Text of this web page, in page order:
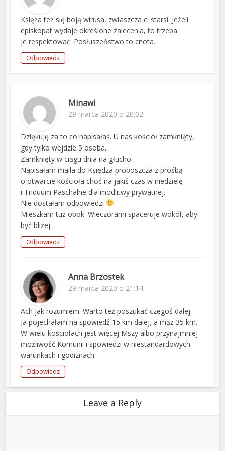
Księża też się boją wirusa, zwłaszcza ci starsi. Jeżeli
episkopat wydaje określone zalecenia, to trzeba
je respektować. Posłuszeństwo to cnota.
Odpowiedz
Minawi
29 marca 2020 o 20:02
Dziękuję za to co napisałaś. U nas kościół zamknięty,
gdy tylko wejdzie 5 osoba.
Zamknięty w ciągu dnia na głucho.
Napisałam maila do Księdza proboszcza z prośbą
o otwarcie kościoła choć na jakiś czas w niedzielę
i Triduum Paschalne dla modlitwy prywatnej.
Nie dostałam odpowiedzi
Mieszkam tuż obok. Wieczorami spaceruje wokół, aby
być bliżej…
Odpowiedz
Anna Brzostek
29 marca 2020 o 21:14
Ach jak rozumiem. Warto też poszukać czegoś dalej.
Ja pojechałam na spowiedź 15 km dalej, a mąż 35 km.
W wielu kościołach jest więcej Mszy albo przynajmniej
możliwość Komunii i spowiedzi w niestandardowych
warunkach i godiznach.
Odpowiedz
Leave a Reply